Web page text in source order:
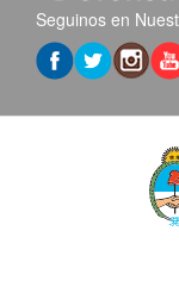
Seguinos en